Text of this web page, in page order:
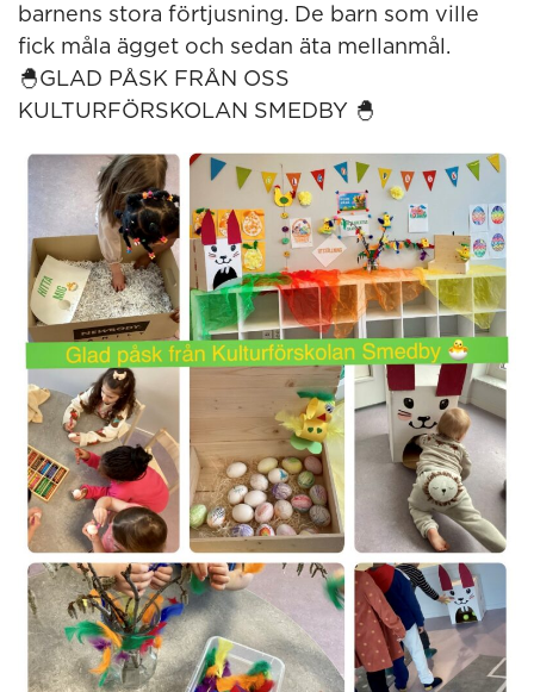
barnens stora förtjusning. De barn som ville
fick måla ägget och sedan äta mellanmål.
🐣GLAD PÅSK FRÅN OSS
KULTURFÖRSKOLAN SMEDBY 🐣